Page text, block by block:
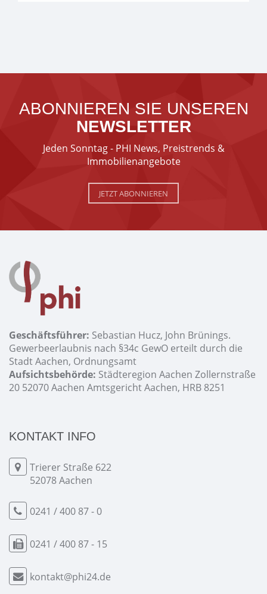
ABONNIEREN SIE UNSEREN
NEWSLETTER
Jeden Sonntag - PHI News, Preistrends &
Immobilienangebote
JETZT ABONNIEREN
Geschäftsführer: Sebastian Hucz, John Brünings.
Gewerbeerlaubnis nach §34c GewO erteilt durch die
Stadt Aachen, Ordnungsamt
Aufsichtsbehörde: Städteregion Aachen Zollernstraße
20 52070 Aachen Amtsgericht Aachen, HRB 8251
KONTAKT INFO
Trierer Straße 622
52078 Aachen
0241 / 400 87 - 0
0241 / 400 87 - 15
kontakt@phi24.de